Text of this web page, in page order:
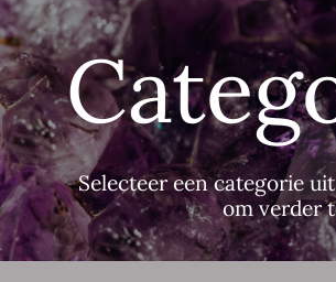
Selecteer een categorie
om verder